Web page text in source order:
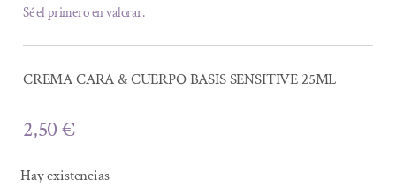
Sé el primero en valorar.
CREMA CARA & CUERPO BASIS SENSITIVE 25ML
2,50€
Hay existencias